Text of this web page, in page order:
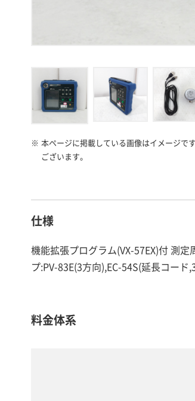
※ 本ページに掲載している画像はイメージで
ございます。
仕様
機能拡張プログラム(VX-57EX)付 測
プ:PV-83E(3方向),EC-54S(延長コー
料金体系